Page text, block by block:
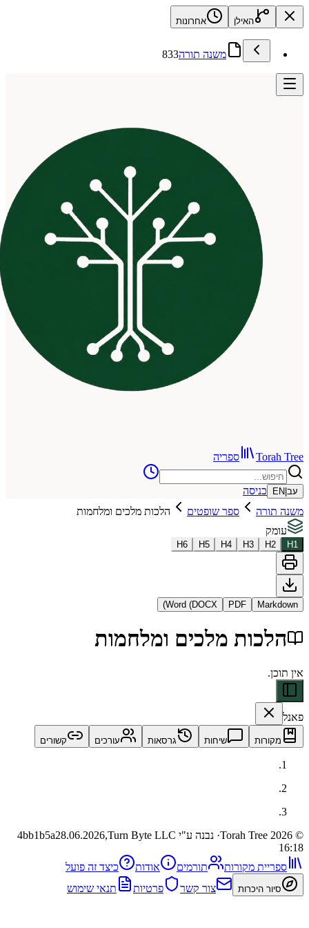
האילן אחרונות
משנה תורה833
ספריה
כניסה
ספר שופטים
הלכות מלכים ומלחמות
H3
H4
H5
H6
PDF
Word (DOCX)
מלכים ומלחמות
שיחות גרסאות עורכים קשורים
· נבנה ע"י Turn Byte LLC 4bb1b5a28.06.2026,
מקורות תורמים אודות כיצד זה פועל
היכרות צור קשר פרטיות תנאי שימוש